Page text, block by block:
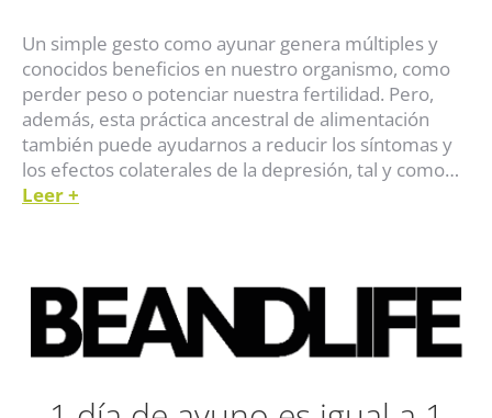
Un simple gesto como ayunar genera múltiples y
conocidos beneficios en nuestro organismo, como
perder peso o potenciar nuestra fertilidad. Pero,
además, esta práctica ancestral de alimentación
también puede ayudarnos a reducir los síntomas y
los efectos colaterales de la depresión, tal y como…
Leer+